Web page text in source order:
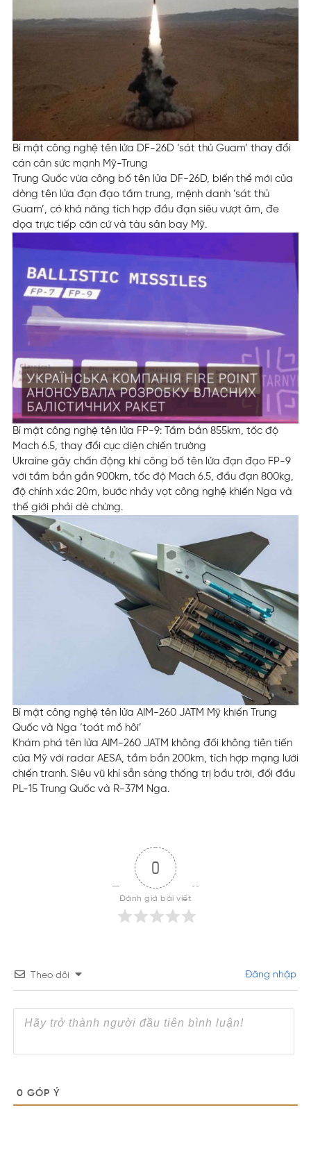
Bí mật công nghệ tên lửa DF-26D ‘sát thủ Guam’ thay đổi
cán cân sức mạnh Mỹ-Trung
Trung Quốc vừa công bố tên lửa DF-26D, biến thể mới của
dòng tên lửa đạn đạo tầm trung, mệnh danh ‘sát thủ
Guam’, có khả năng tích hợp đầu đạn siêu vượt âm, đe
dọa trực tiếp căn cứ và tàu sân bay Mỹ.
Bí mật công nghệ tên lửa FP-9: Tầm bắn 855km, tốc độ
Mach 6.5, thay đổi cục diện chiến trường
Ukraine gây chấn động khi công bố tên lửa đạn đạo FP-9
với tầm bắn gần 900km, tốc độ Mach 6.5, đầu đạn 800kg,
độ chính xác 20m, bước nhảy vọt công nghệ khiến Nga và
thế giới phải dè chừng.
Bí mật công nghệ tên lửa AIM-260 JATM Mỹ khiến Trung
Quốc và Nga ‘toát mồ hôi’
Khám phá tên lửa AIM-260 JATM không đối không tiên tiến
của Mỹ với radar AESA, tầm bắn 200km, tích hợp mạng lưới
chiến tranh. Siêu vũ khí sẵn sàng thống trị bầu trời, đối đầu
PL-15 Trung Quốc và R-37M Nga.
0
Đánh giá bài viết
Theo dõi Đăng nhập
0 GÓP Ý